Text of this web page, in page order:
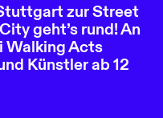
zur Street
geht’s rund! An
Walking Acts
Künstler ab 12